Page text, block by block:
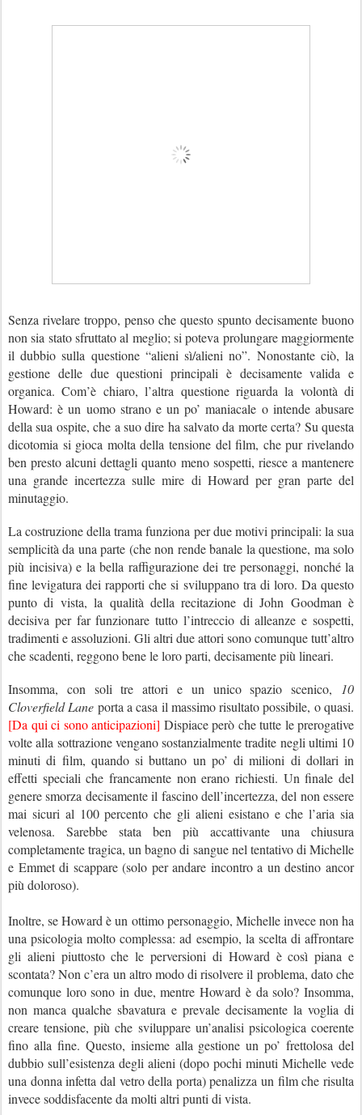
Senza rivelare troppo, penso che questo spunto decisamente buono
non sia stato sfruttato al meglio; si poteva prolungare maggiormente
il dubbio sulla questione “alieni sì/alieni no”. Nonostante ciò, la
gestione delle due questioni principali è decisamente valida e
organica. Com’è chiaro, l’altra questione riguarda la volontà di
Howard: è un uomo strano e un po’ maniacale o intende abusare
della sua ospite, che a suo dire ha salvato da morte certa? Su questa
dicotomia si gioca molta della tensione del film, che pur rivelando
ben presto alcuni dettagli quanto meno sospetti, riesce a mantenere
una grande incertezza sulle mire di Howard per gran parte del
minutaggio.
La costruzione della trama funziona per due motivi principali: la sua
semplicità da una parte (che non rende banale la questione, ma solo
più incisiva) e la bella raffigurazione dei tre personaggi, nonché la
fine levigatura dei rapporti che si sviluppano tra di loro. Da questo
punto di vista, la qualità della recitazione di John Goodman è
decisiva per far funzionare tutto l’intreccio di alleanze e sospetti,
tradimenti e assoluzioni. Gli altri due attori sono comunque tutt’altro
che scadenti, reggono bene le loro parti, decisamente più lineari.
Insomma, con soli tre attori e un unico spazio scenico, 10
Cloverfield Lane porta a casa il massimo risultato possibile, o quasi.
[Da qui ci sono anticipazioni] Dispiace però che tutte le prerogative
volte alla sottrazione vengano sostanzialmente tradite negli ultimi 10
minuti di film, quando si buttano un po’ di milioni di dollari in
effetti speciali che francamente non erano richiesti. Un finale del
genere smorza decisamente il fascino dell’incertezza, del non essere
mai sicuri al 100 percento che gli alieni esistano e che l’aria sia
velenosa. Sarebbe stata ben più accattivante una chiusura
completamente tragica, un bagno di sangue nel tentativo di Michelle
e Emmet di scappare (solo per andare incontro a un destino ancor
più doloroso).
Inoltre, se Howard è un ottimo personaggio, Michelle invece non ha
una psicologia molto complessa: ad esempio, la scelta di affrontare
gli alieni piuttosto che le perversioni di Howard è così piana e
scontata? Non c’era un altro modo di risolvere il problema, dato che
comunque loro sono in due, mentre Howard è da solo? Insomma,
non manca qualche sbavatura e prevale decisamente la voglia di
creare tensione, più che sviluppare un’analisi psicologica coerente
fino alla fine. Questo, insieme alla gestione un po’ frettolosa del
dubbio sull’esistenza degli alieni (dopo pochi minuti Michelle vede
una donna infetta dal vetro della porta) penalizza un film che risulta
invece soddisfacente da molti altri punti di vista.